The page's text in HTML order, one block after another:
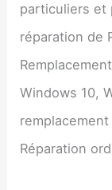
particuliers et
réparation de
Windows 10,
Réparation